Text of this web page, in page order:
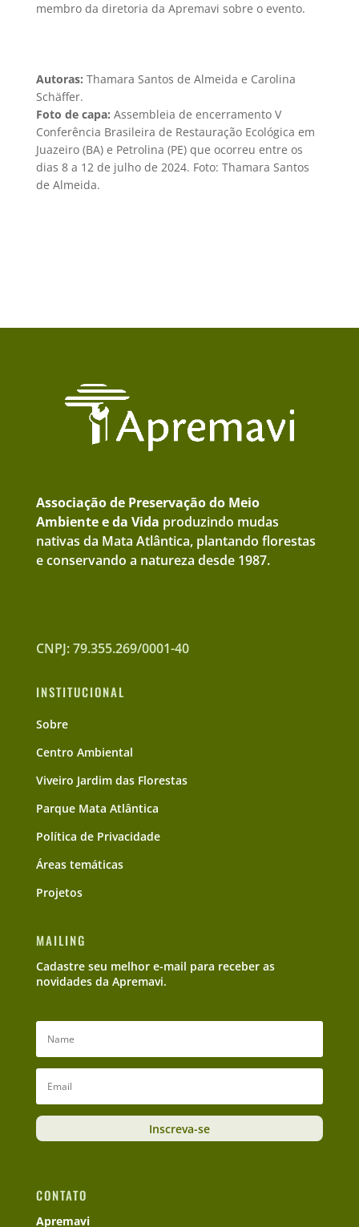
membro da diretoria da Apremavi sobre o evento.
Autoras: Thamara Santos de Almeida e Carolina
Schäffer.
Foto de capa: Assembleia de encerramento V
Conferência Brasileira de Restauração Ecológica em
Juazeiro (BA) e Petrolina (PE) que ocorreu entre os
dias 8 a 12 de julho de 2024. Foto: Thamara Santos
de Almeida.
Associação de Preservação do Meio
Ambiente e da Vida produzindo mudas
nativas da Mata Atlântica, plantando florestas
e conservando a natureza desde 1987.
CNPJ: 79.355.269/0001-40
INSTITUCIONAL
Sobre
Centro Ambiental
Viveiro Jardim das Florestas
Parque Mata Atlântica
Política de Privacidade
Áreas temáticas
Projetos
MAILING
Cadastre seu melhor e-mail para receber as
novidades da Apremavi.
Inscreva-se
CONTATO
Apremavi